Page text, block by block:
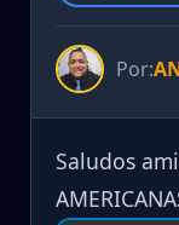
Por:
Saludos